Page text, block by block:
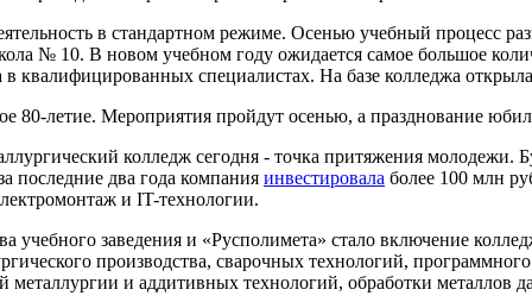
в стандартном режиме. Осенью учебный процесс
№ 10. В новом учебном году ожидается самое большое
в квалифицированных специалистах. На базе колледжа
80-летие. Мероприятия пройдут осенью, а празднование
колледж сегодня - точка притяжения молодежи.
последние два года компания инвестировала более 100 млн
и IT-технологии.
учебного заведения и «Русполимета» стало включение
производства, сварочных технологий,
металлургии и аддитивных технологий, обработки металлов